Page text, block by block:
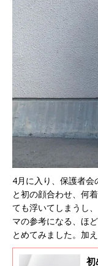
4月に入り、保護者
と初の顔合わせ、何
ても浮いてしまうし
マの参考になる、ほ
とめてみました。加
初